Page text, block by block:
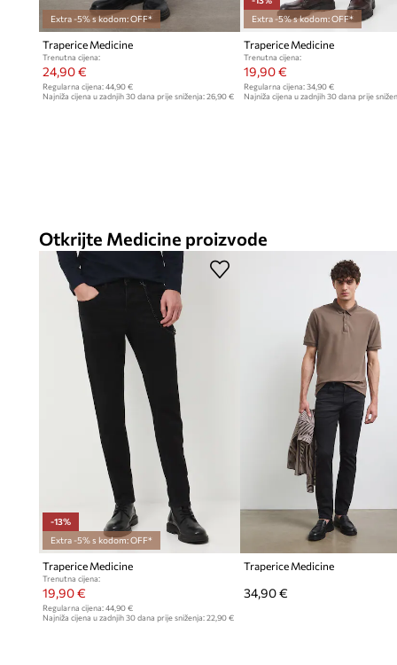
Extra -5% s kodom: OFF*
Traperice Medicine
Trenutna cijena:
24,90 €
Regularna cijena: 44,90 €
Najniža cijena u zadnjih 30 dana prije sniženja: 26,90 €
Extra -5% s kodom: OFF*
Traperice Medicine
Trenutna cijena:
19,90 €
Regularna cijena:34,90 €
Najniža cijena u zadnjih 30 dana prije
Otkrijte Medicine proizvode
-13%
Extra -5% s kodom: OFF*
Traperice Medicine
Trenutna cijena:
19,90 €
Regularna cijena: 44,90 €
Najniža cijena u zadnjih 30 dana prije sniženja: 22,90 €
Traperice Medicine
34,90 €